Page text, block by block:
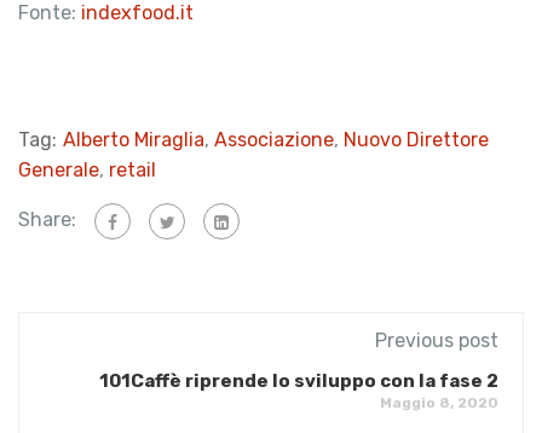
Fonte: indexfood.it
Tag: Alberto Miraglia, Associazione, Nuovo Direttore
Generale, retail
Share:
Previous post
101Caffè riprende lo sviluppo con la fase 2
Maggio 8, 2020